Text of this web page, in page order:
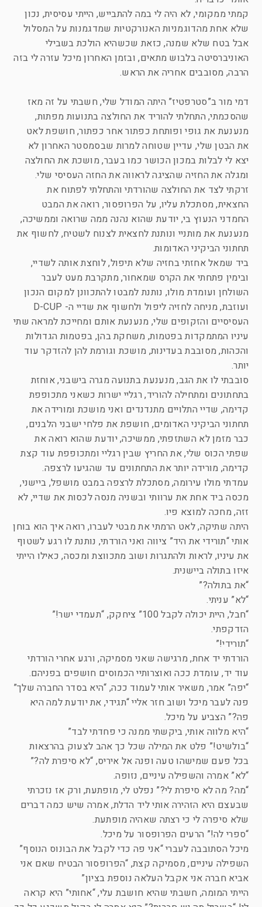
קמתי ממקומי, לא היה לי במה להתבייש, הייתי עסיסית, נכון
שלא אחת מהדוגמניות האנורקטיות שמדגמנות על המסלול
אבל בטח שלא שמנה, כזאת שכשהיא הולכת בשבילי
האוניברסיטה בלבוש מתאים, ובזמן האחרון מיכל עזרה לי בזה
הרבה, מסובבים אחריה את הראש.
דמי מור ב”סטרפטיז” היתה המודל שלי, חשבתי על זה מאז
שהסכמתי, התחלתי להוריד את החולצה בתנועות מפתות,
מנענעת את גופי ופותחת כפתור אחר כפתור, חושפת לאט
את הבטן שלי, עדיין שטוחה למרות שבסמסטר האחרון לא
יצא לי לבלות במכון הכושר כמו בעבר, מושכת את החולצה
ומגלה את החזיה שהציגה לראווה את החזה העסיסי שלי.
זרקתי לצד את החולצה שהורדתי והתחלתי לפתוח את
החצאית, מסתכלת עליו, על הפרופסור, רואה את המבט
החמדני הנעוץ בי, יודעת שהוא נהנה ממה שרואה וממשיכה,
מנענעת את מותניי ונותנת לחצאית לצנוח לשטיח, לחשוף את
תחתוני הביקיני האדומות.
ביד שמאל אחזתי בחזיה שלא תיפול, לוחצת אותה לשדיי,
ובימין פתחתי את הקרס שמאחור, מתקרבת מעט לעבר
השולחן ועומדת מולו, נותנת למבטו להתכוונן למקום הנכון
ועוזבת, מניחה לחזיה ליפול ולחשוף את שדיי ה- D-CUP
העסיסיים והזקופים שלי, מנענעת אותם ומחייכת למראה שתי
עיניו המתמקדות בפטמות, משחקת בהן, בפטמות הגדולות
והכהות, מסובבת בעדינות, מושכת וגורמת להן להזדקר עוד
יותר.
סובבתי לו את הגב, מנענעת בתנועה מגרה בישבני, אוחזת
בתחתונים ומתחילה להוריד, רגליי ישרות כשאני מתכופפת
קדימה, שדיי התלויים מתנדנדים ואני מושכת ומורידה את
תחתוני הביקיני האדומים, חושפת את פלחי ישבני הלבנים,
כבר מזמן לא השתזפתי, ממשיכה, יודעת שהוא רואה את
שפתי הכוס שלי, את החריץ שבין רגליי ומתכופפת עוד קצת
קדימה, מורידה יותר את התחתונים עד שהגיעו לרצפה.
עמדתי מולו עירומה, מסתכלת לרצפה במבט מושפל, ביישני,
מכסה ביד אחת את ערוותי ובשניה מנסה לכסות את שדיי, לא
זזה, מחכה למוצא פיו.
היתה שתיקה, לאט הרמתי את מבטי לעברו, רואה איך הוא בוחן
אותי “תורידי את היד” ציווה ואני הורדתי, נותנת לו רגע לשטוף
את עיניו, לראות ולהתגרות ושוב מתכווצת ומכסה, כאילו הייתי
איזו בתולה ביישנית.
“את בתולה?”
“לא” עניתי.
“חבל, היית יכולה לקבל 100” ציחקק, “תעמדי ישר!”
הזדקפתי.
“תורידי!”
הורדתי יד אחת, מרגישה שאני מסמיקה, ורגע אחרי הורדתי
עוד יד, עומדת ככה ואוצרותיי הכמוסים חושפים בפניהם.
“יפה” אמר, משאיר אותי לעמוד ככה, “היא בסדר החברה שלך”
פנה לעבר מיכל ושוב חזר אליי “תגידי, את יודעת למה היא
פה?” הצביע על מיכל.
“היא מלווה אותי, ביקשתי ממנה כי פחדתי לבד”
“בולשיט!” פלט את המילה שכל כך אהב לצעוק בהרצאות
בכל פעם שמישהו טעה ופנה אל איריס, “לא סיפרת לה?”
“לא” אמרה והשפילה עיניים, נזופה.
“מה? מה לא סיפרת לי?” נפלט לי, מופתעת, ורק אז נזכרתי
שבעצם היא הזהירה אותי ליד הדלת, אמרה שיש כמה דברים
שלא סיפרה לי כי רצתה שאהיה מופתעת.
“ספרי לה!” הרעים הפרופסור על מיכל.
מיכל הסתובבה לעברי “אני פה כדי לקבל את הבונוס הנוסף”
השפילה עיניים, מסמיקה קצת, “הפרופסור הבטיח שאם אני
אביא חברה אני אקבל העלאה נוספת בציון”
הייתי המומה, חשבתי שהיא חושבת עלי, “אחותי” היא קראה